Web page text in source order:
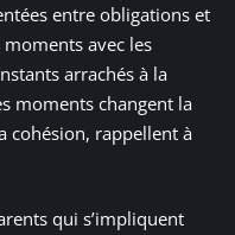
entre obligations et
avec les
arrachés à la
moments changent la
cohésion, rappellent à
qui s’impliquent